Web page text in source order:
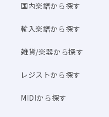
国内楽譜から探す
輸入楽譜から探す
雑貨/楽器から探す
レジストから探す
MIDIから探す